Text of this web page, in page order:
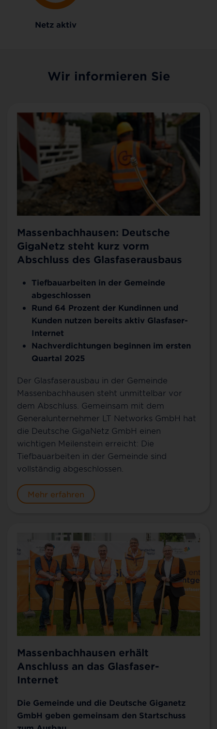
Netz aktiv
Wir informieren Sie
Massenbachhausen: Deutsche
GigaNetz steht kurz vorm
Abschluss des Glasfaserausbaus
Tiefbauarbeiten in der Gemeinde
abgeschlossen
Rund 64 Prozent der Kundinnen und
Kunden nutzen bereits aktiv Glasfaser-
Internet
Nachverdichtungen beginnen im ersten
Quartal 2025
Der Glasfaserausbau in der Gemeinde
Massenbachhausen steht unmittelbar vor
dem Abschluss. Gemeinsam mit dem
Generalunternehmer LT Networks GmbH hat
die Deutsche GigaNetz GmbH einen
wichtigen Meilenstein erreicht: Die
Tiefbauarbeiten in der Gemeinde sind
vollständig abgeschlossen.
Mehr erfahren
Massenbachhausen erhält
Anschluss an das Glasfaser-
Internet
Die Gemeinde und die Deutsche Giganetz
GmbH geben gemeinsam den Startschuss